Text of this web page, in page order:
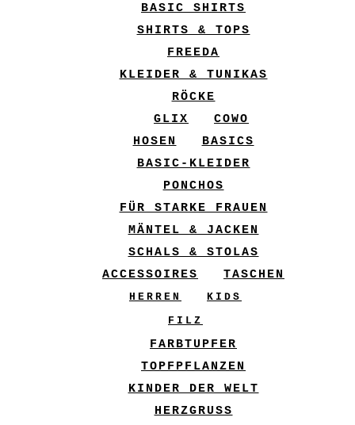
BASIC SHIRTS
SHIRTS & TOPS
FREEDA
KLEIDER & TUNIKAS
RÖCKE
GLIX
COWO
HOSEN
BASICS
BASIC-KLEIDER
PONCHOS
FÜR STARKE FRAUEN
MÄNTEL & JACKEN
SCHALS & STOLAS
ACCESSOIRES
TASCHEN
HERREN
KIDS
FILZ
FARBTUPFER
TOPFPFLANZEN
KINDER DER WELT
HERZGRUSS